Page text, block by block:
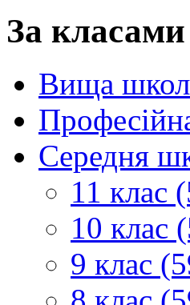
За класами
Вища
Середня
11 клас
10 клас
9 клас